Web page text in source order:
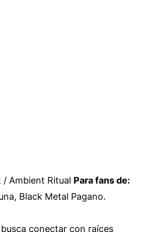
/ Ambient Ritual Para fans de:
Black Metal Pagano.
conectar con raíces